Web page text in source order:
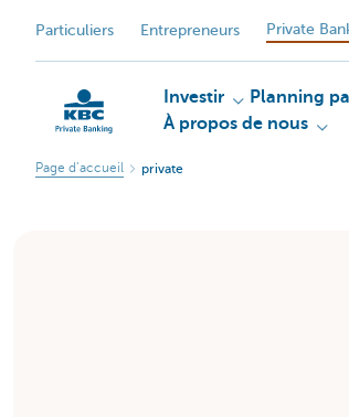
Particuliers Entrepreneurs Private
Investir Planning
À propos de nous
Page d’accueil private